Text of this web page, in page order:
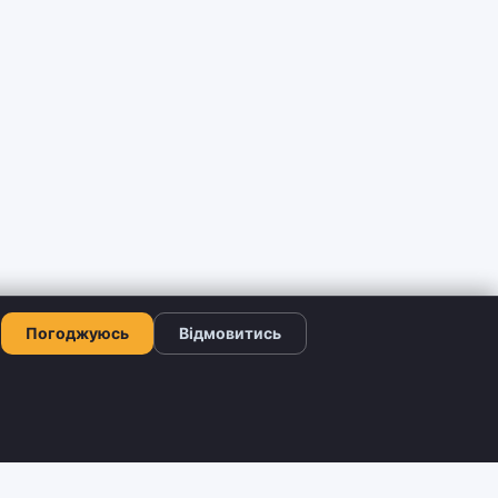
Погоджуюсь Відмовитись